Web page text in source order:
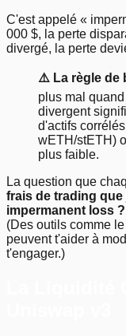
C'est appelé «
000 $, la perte
divergé, la perte
⚠️ La règle de
plus mal
divergent
d'actifs
wETH/stETH)
plus faible.
La question que
frais de trading
impermanent loss ?
(Des outils comme le
peuvent t'aider à
t'engager.)